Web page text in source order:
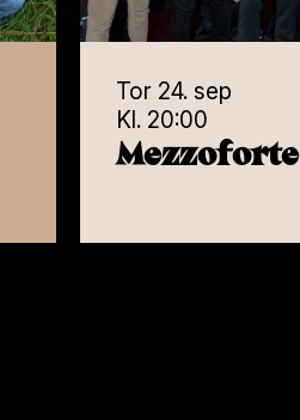
Tor 24. sep
Kl. 20:00
Mezzoforte